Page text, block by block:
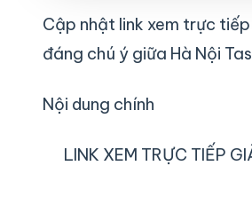
Cập nhật link xem trực
đáng chú ý giữa Hà Nội
Nội dung chính
LINK XEM TRỰC TIẾP